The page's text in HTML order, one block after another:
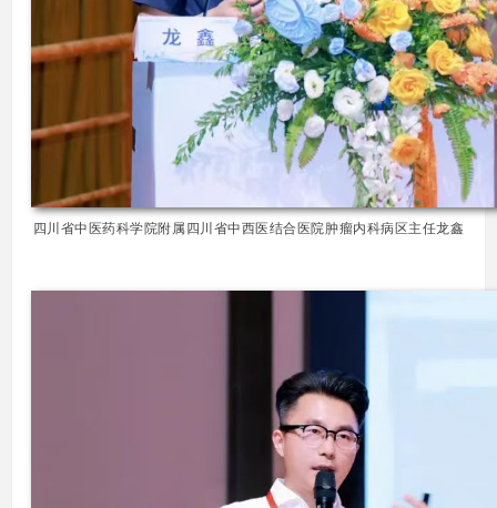
四川省中医药科学院附属四川省中西医结合医院肿瘤内科病区主任龙鑫